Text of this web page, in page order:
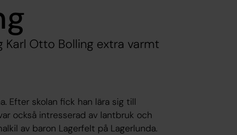
Otto Bolling extra varmt
Efter skolan fick han lära sig till
också intresserad av lantbruk och
av baron Lagerfelt på Lagerlunda.